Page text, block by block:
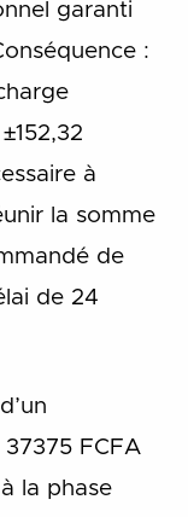
garanti
:
à
la somme
de
de 24
FCFA
la phase